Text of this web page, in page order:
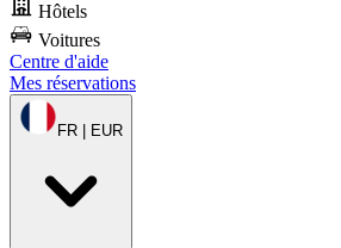
Hôtels
Voitures
Centre d'aide
Mes réservations
FR | EUR